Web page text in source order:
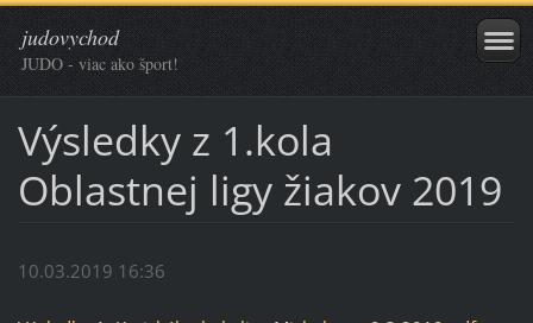
judovychod
JUDO - viac ako šport!
Výsledky z 1.kola
Oblastnej ligy žiakov 2019
10.03.2019 16:36